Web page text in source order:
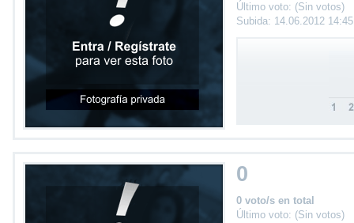
Último voto: (Sin votos)
Subida: 14.06.2012
0
0 voto/s en total
Último voto: (Sin votos)